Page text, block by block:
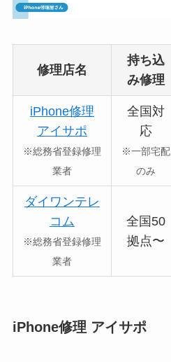
修理店名
持ち込
み修理
iPhone修理
アイサポ
※総務省登録修理
業者
全国対
応
※一部宅配
のみ
ダイワンテレ
コム
※総務省登録修理
業者
全国50
拠点〜
iPhone修理 アイサポ